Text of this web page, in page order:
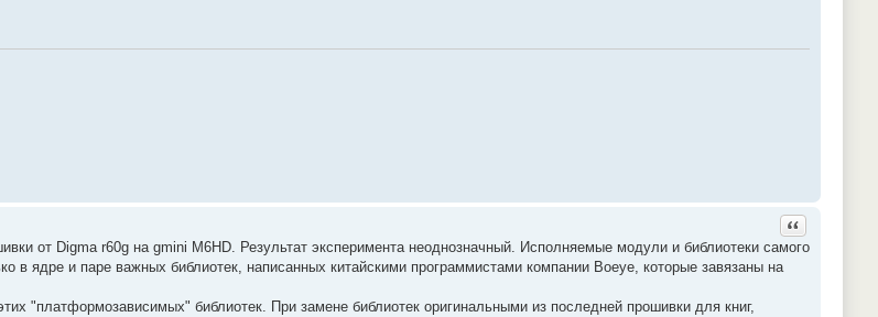
Ответить с
от Digma r60g на gmini M6HD. Результат эксперимента неоднозначный. Исполняемые модули и библиотеки самого
в ядре и паре важных библиотек, написанных китайскими программистами компании Boeye, которые завязаны на
"платформозависимых" библиотек. При замене библиотек оригинальными из последней прошивки для книг,